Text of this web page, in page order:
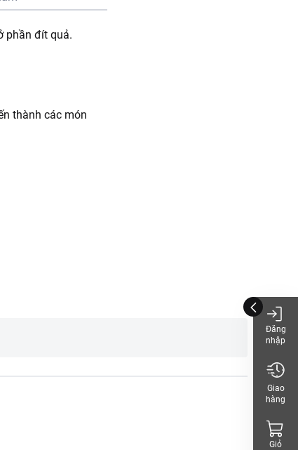
phần đít quả.
thành các món
Đăng
nhập
Giao
hàng
Giỏ